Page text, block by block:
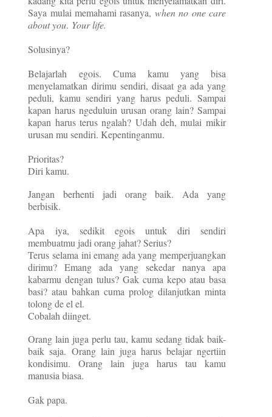
Saya mulai memahami rasanya,when no one care
about you. Your life.
Solusinya?
Belajarlah egois. Cuma kamu yang bisa
menyelamatkan dirimu sendiri, disaat ga ada yang
peduli, kamu sendiri yang harus peduli. Sampai
kapan harus ngeduluin urusan orang lain? Sampai
kapan harus terus ngalah? Udah deh, mulai mikir
urusan mu sendiri. Kepentinganmu.
Prioritas?
Diri kamu.
Jangan berhenti jadi orang baik. Ada yang
berbisik.
Apa iya, sedikit egois untuk diri sendiri
membuatmu jadi orang jahat? Serius?
Terus selama ini emang ada yang memperjuangkan
dirimu? Emang ada yang sekedar nanya apa
kabarmu dengan tulus? Gak cuma kepo atau basa
basi? atau bahkan cuma prolog dilanjutkan minta
tolong de el el.
Cobalah diinget.
Orang lain juga perlu tau, kamu sedang tidak baik-
baik saja. Orang lain juga harus belajar ngertiin
kondisimu. Orang lain juga harus tau kamu
manusia biasa.
Gak papa.